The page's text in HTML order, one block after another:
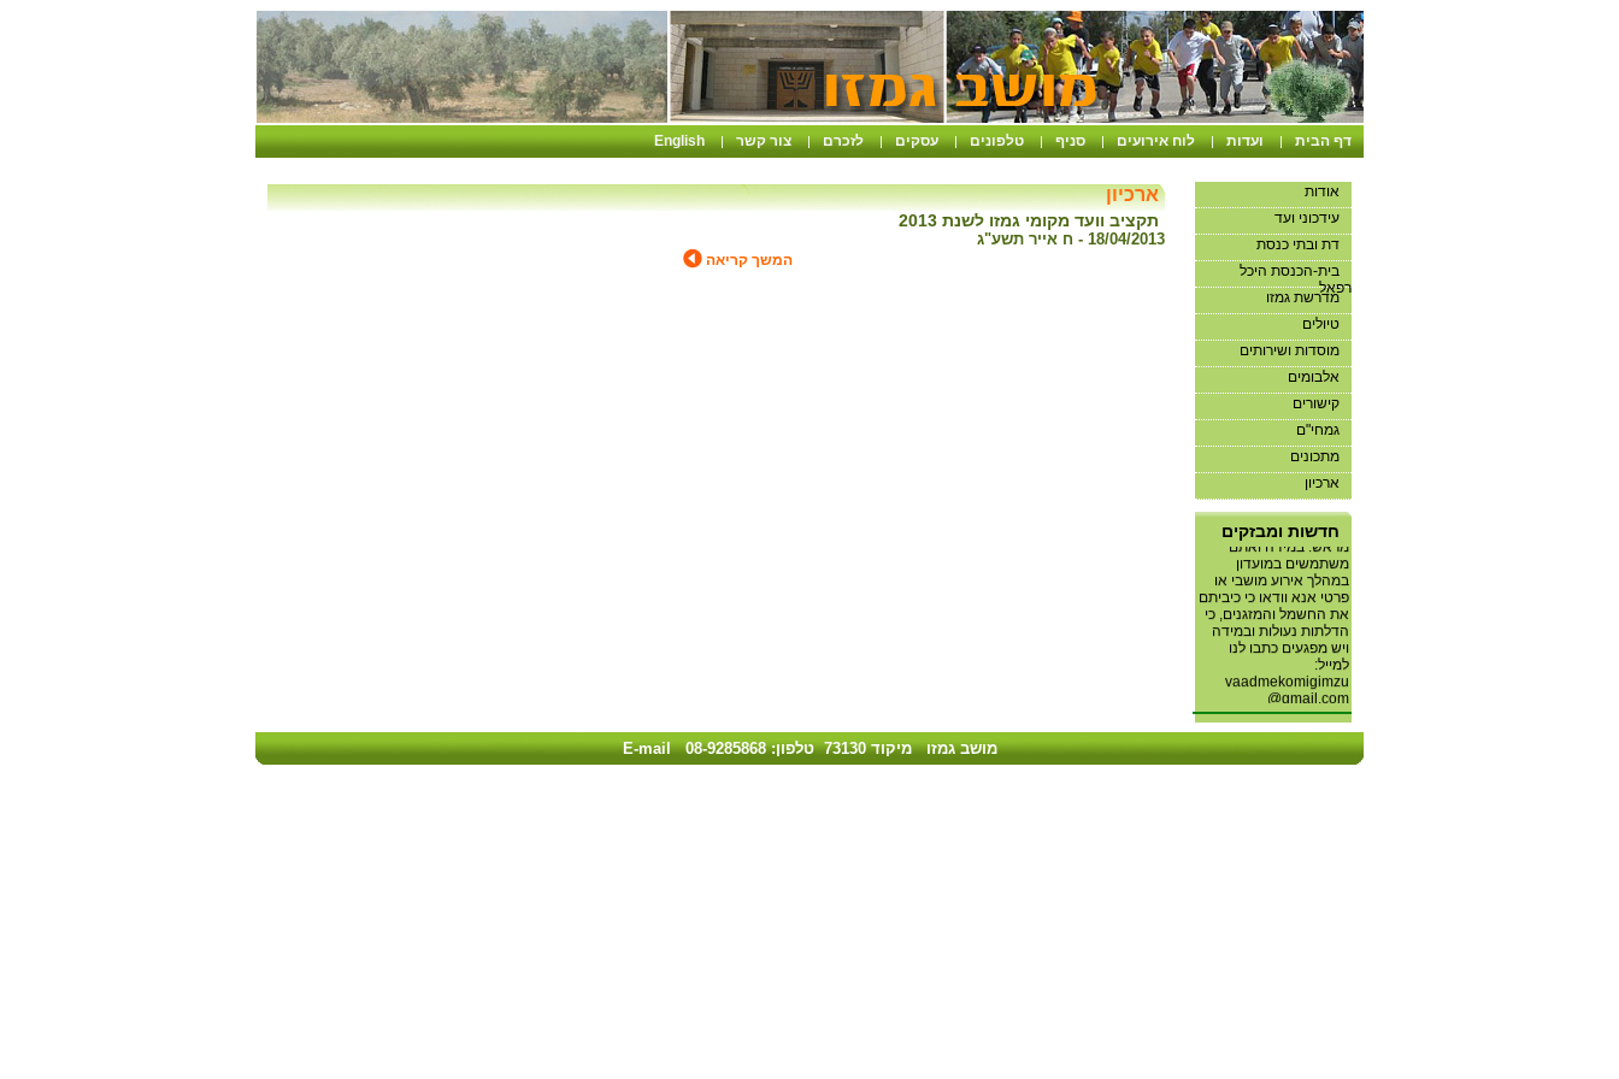
דף הבית | ועדות | לוח אירועים | סניף | טלפונים | עסקים | לזכרם | צור קשר |
English
אודות
עידכוני ועד
דת ובתי כנסת
בית-הכנסת היכל
רפאל
מדרשת גמזו
טיולים
מוסדות ושירותים
אלבומים
קישורים
גמחי"ם
מתכונים
ארכיון
חדשות ומבזקים
אנו מבקשים שלא להיכנס
למועדון ללא תיאום
מראש. במידה ואתם
משתמשים במועדון
במהלך אירוע מושבי או
פרטי אנא וודאו כי כיביתם
את החשמל והמזגנים, כי
הדלתות נעולות ובמידה
ויש מפגעים כתבו לנו
למייל:
vaadmekomigimzu
@gmail.com
חברי ועדת מוגנות מושב
גימזו
ארכיון
תקציב וועד מקומי גמזו לשנת 2013
18/04/2013 - ח אייר תשע"ג
המשך קריאה
מושב גמזו מיקוד 73130 טלפון: 08-9285868 E-mail